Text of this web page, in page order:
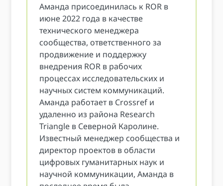
Аманда присоединилась к ROR в
июне 2022 года в качестве
технического менеджера
сообщества, ответственного за
продвижение и поддержку
внедрения ROR в рабочих
процессах исследовательских и
научных систем коммуникаций.
Аманда работает в Crossref и
удаленно из района Research
Triangle в Северной Каролине.
Известный менеджер сообщества и
директор проектов в области
цифровых гуманитарных наук и
научной коммуникации, Аманда в